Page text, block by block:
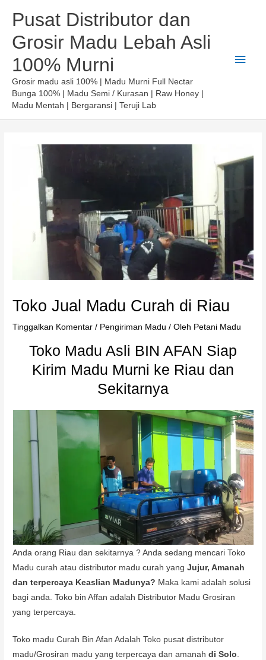
konten
Pusat Distributor dan
Grosir Madu Lebah Asli
100% Murni
Grosir madu asli 100% | Madu Murni Full Nectar
Bunga 100% | Madu Semi / Kurasan | Raw Honey |
Madu Mentah | Bergaransi | Teruji Lab
Toko Jual Madu Curah di Riau
Tinggalkan Komentar / Pengiriman Madu / Oleh Petani Madu
Toko Madu Asli BIN AFAN Siap
Kirim Madu Murni ke Riau dan
Sekitarnya
Anda orang Riau dan sekitarnya ? Anda sedang mencari Toko
Madu curah atau distributor madu curah yangJujur, Amanah
dan terpercaya Keaslian Madunya? Maka kami adalah solusi
bagi anda. Toko bin Affan adalah Distributor Madu Grosiran
yang terpercaya.
Toko madu Curah Bin Afan Adalah Toko pusat distributor
madu/Grosiran madu yang terpercaya dan amanahdi Solo.